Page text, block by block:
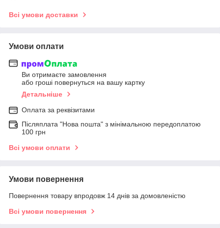
Всі умови доставки
Умови оплати
Ви отримаєте замовлення
або гроші повернуться на вашу картку
Детальніше
Оплата за реквізитами
Післяплата "Нова пошта" з мінімальною передоплатою
100 грн
Всі умови оплати
Умови повернення
Повернення товару впродовж 14 днів за домовленістю
Всі умови повернення